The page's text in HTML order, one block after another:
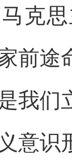
克
前途
我们
意识